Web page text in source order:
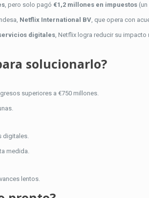
, pero solo pagó €1,2 millones en impuestos
Netflix International BV, que opera con
digitales, Netflix logra reducir su
solucionarlo?
superiores a €750 millones.
digitales.
medida.
lentos.